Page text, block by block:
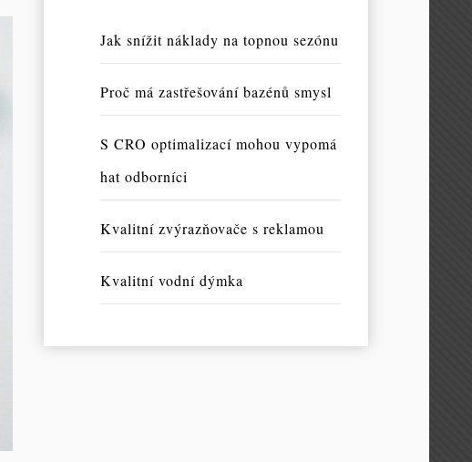
Jak snížit náklady na topnou sezónu
Proč má zastřešování bazénů smysl
S CRO optimalizací mohou vypomá
hat odborníci
Kvalitní zvýrazňovače s reklamou
Kvalitní vodní dýmka